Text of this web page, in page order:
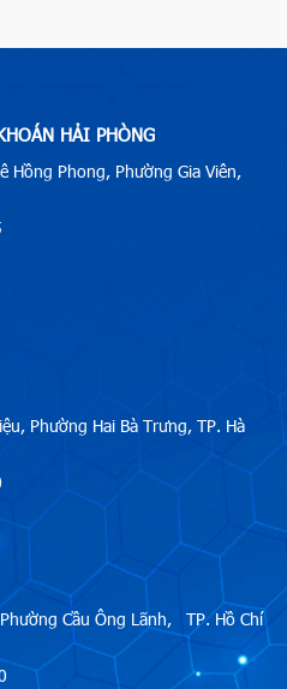
HẢI PHÒNG
Phong, Phường Gia Viên,
Phường Hai Bà Trưng, TP. Hà
Cầu Ông Lãnh, TP. Hồ Chí